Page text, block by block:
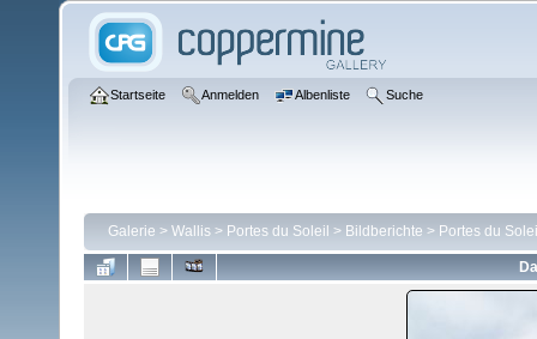
Startseite Anmelden Albenliste Suche
Galerie > Wallis > Portes du Soleil > Bildberichte > Portes du